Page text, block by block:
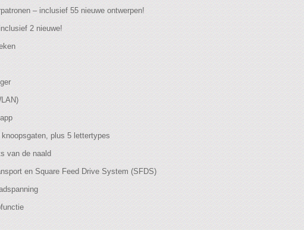
– inclusief 55 nieuwe ontwerpen!
2 nieuwe!
plus 5 lettertypes
van de naald
en Square Feed Drive System (SFDS)